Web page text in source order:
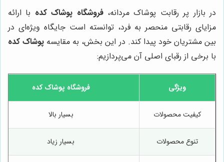
در بازار پر رقابت پوشاک مردانه،فروشگاه پوشاک کده با ارائه
مزایای رقابتی منحصر به فرد، توانسته است جایگاه ویژه‌ای در
بین مشتریان خود پیدا کند. در این بخش، به مقایسه پوشاک کده
با برخی از رقبای اصلی آن می‌پردازیم:
ویژگی فروشگاه پوشاک کده
کیفیت محصولات بسیار بالا
تنوع محصولات بسیار زیاد